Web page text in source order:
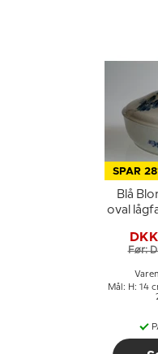
SPAR
Blå
oval
Før:
Mål: H: 14